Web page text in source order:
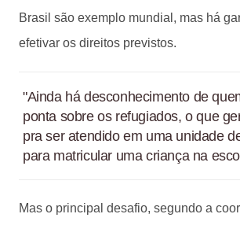
Brasil são exemplo mundial, mas há
efetivar os direitos previstos.
"Ainda há desconhecimento de
ponta sobre os refugiados, o que
pra ser atendido em uma unidade
para matricular uma criança na
Mas o principal desafio, segundo a